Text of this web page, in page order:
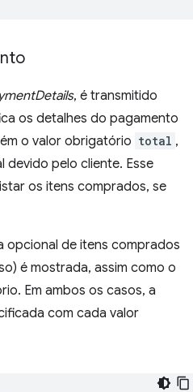
, é transmitido
os detalhes do pagamento
o valor obrigatório total ,
pelo cliente. Esse
os itens comprados, se
opcional de itens comprados
é mostrada, assim como o
Em ambos os casos, a
com cada valor